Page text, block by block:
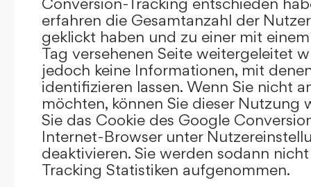
erfahren die Gesamtanzahl der
geklickt haben und zu einer mit
Tag versehenen Seite weitergeleitet
jedoch keine Informationen, mit
identifizieren lassen. Wenn Sie nicht
möchten, können Sie dieser Nutzung
Sie das Cookie des Google
Internet-Browser unter
deaktivieren. Sie werden sodann
Tracking Statistiken aufgenommen.